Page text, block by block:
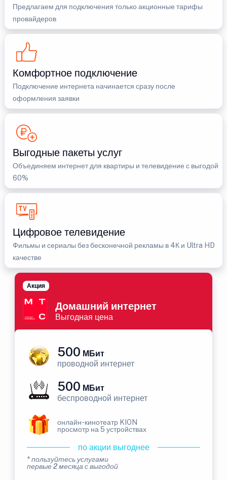
Предлагаем для подключения только акционные тарифы
провайдеров
Комфортное подключение
Подключение интернета начинается сразу после
оформления заявки
Выгодные пакеты услуг
Объединяем интернет для квартиры и телевидение с выгодой
60%
Цифровое телевидение
Фильмы и сериалы без бесконечной рекламы в 4К и Ultra HD
качестве
Домашний интернет
Выгодная цена
Акция
500 МБит
проводной интернет
500 МБит
беспроводной интернет
онлайн-кинотеатр KION
просмотр на 5 устройствах
по акции выгоднее
* пользуйтесь услугами
первые 2 месяца с выгодой